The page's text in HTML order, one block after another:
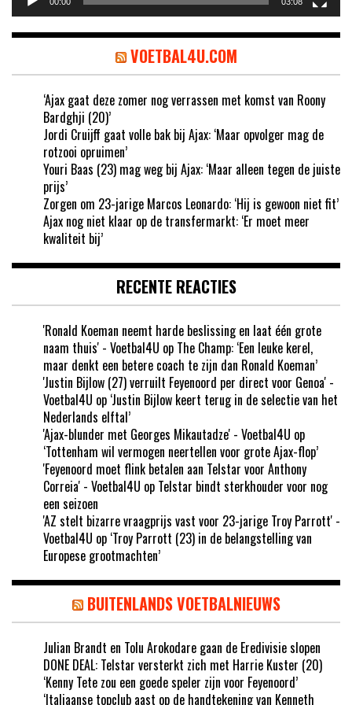
VOETBAL4U.COM
‘Ajax gaat deze zomer nog verrassen met komst van Roony
Bardghji (20)’
Jordi Cruijff gaat volle bak bij Ajax: ‘Maar opvolger mag de
rotzooi opruimen’
Youri Baas (23) mag weg bij Ajax: ‘Maar alleen tegen de juiste
prijs’
Zorgen om 23-jarige Marcos Leonardo: ‘Hij is gewoon niet fit’
Ajax nog niet klaar op de transfermarkt: ‘Er moet meer
kwaliteit bij’
RECENTE REACTIES
'Ronald Koeman neemt harde beslissing en laat één grote
naam thuis' - Voetbal4U op The Champ: ‘Een leuke kerel,
maar denkt een betere coach te zijn dan Ronald Koeman’
'Justin Bijlow (27) verruilt Feyenoord per direct voor Genoa' -
Voetbal4U op ‘Justin Bijlow keert terug in de selectie van het
Nederlands elftal’
'Ajax-blunder met Georges Mikautadze' - Voetbal4U op
‘Tottenham wil vermogen neertellen voor grote Ajax-flop’
'Feyenoord moet flink betalen aan Telstar voor Anthony
Correia' - Voetbal4U op Telstar bindt sterkhouder voor nog
een seizoen
'AZ stelt bizarre vraagprijs vast voor 23-jarige Troy Parrott' -
Voetbal4U op ‘Troy Parrott (23) in de belangstelling van
Europese grootmachten’
BUITENLANDS VOETBALNIEUWS
Julian Brandt en Tolu Arokodare gaan de Eredivisie slopen
DONE DEAL: Telstar versterkt zich met Harrie Kuster (20)
‘Kenny Tete zou een goede speler zijn voor Feyenoord’
‘Italiaanse topclub aast op de handtekening van Kenneth